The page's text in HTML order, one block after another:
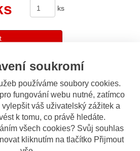
soukromí
používáme soubory cookies.
fungování webu nutné, zatímco
váš uživatelský zážitek a
k tomu, co právě hledáte.
všech cookies? Svůj souhlas
kliknutím na tlačítko Přijmout
ks